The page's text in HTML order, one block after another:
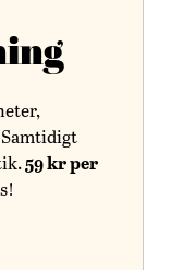
59 kr per